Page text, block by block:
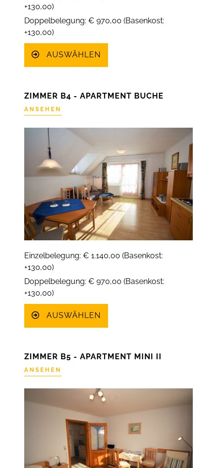
+130,00)
Doppelbelegung: € 970,00 (Basenkost:
+130,00)
AUSWÄHLEN
ZIMMER B4 - APARTMENT BUCHE
ANSEHEN
Einzelbelegung: € 1.140,00 (Basenkost:
+130,00)
Doppelbelegung: € 970,00 (Basenkost:
+130,00)
AUSWÄHLEN
ZIMMER B5 - APARTMENT MINI II
ANSEHEN